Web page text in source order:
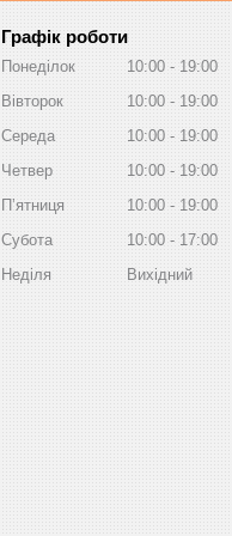
Графік роботи
Понеділок 10:00
19:00
Вівторок
10:00
19:00
Середа
10:00
19:00
Четвер
10:00
19:00
Пʼятниця
10:00
19:00
Субота
10:00
17:00
Неділя
Вихідний